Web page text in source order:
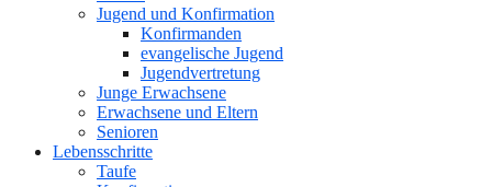
Jugend und Konfirmation
Konfirmanden
evangelische Jugend
Jugendvertretung
Junge Erwachsene
Erwachsene und Eltern
Senioren
Lebensschritte
Taufe